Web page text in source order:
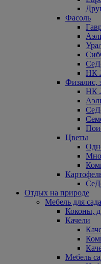
Фасоль
НК
Физалис,
НК
Цветы
Отдых на природе
Мебель для
Коконы,
Качели
Мебель